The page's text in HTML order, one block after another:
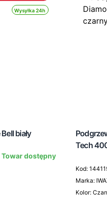
Wysyłka 24h
biały
Towar dostępny
Tech
Kod:
Marka:
Kolor: